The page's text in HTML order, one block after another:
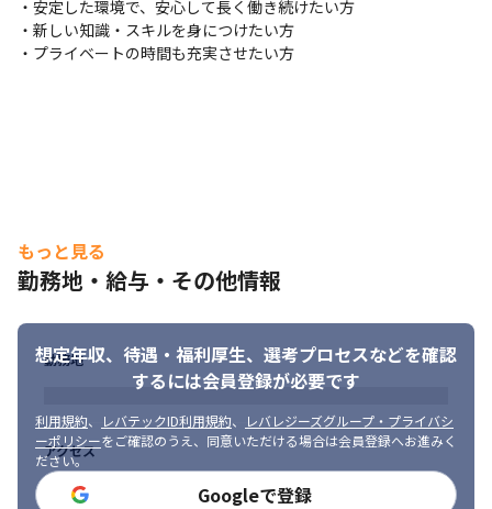
【技術スタック例】
・NW: Cisco Juniper Aruba L2 L3設計、FW ACL、LB
・安定した環境で、安心して長く働き続けたい方
・新しい知識・スキルを身につけたい方
・プライベートの時間も充実させたい方
もっと見る
勤務地・給与・その他情報
想定年収、待遇・福利厚生、 選考プロセスなどを確認
するには会員登録が必要です
利用規約、 レバテックID利用規約、
レバレジーズグループ・プライバシ
ーポリシーをご確認のうえ、同意いただける場合は会員登録へお進みく
ださい。
Googleで登録
勤務地
アクセス